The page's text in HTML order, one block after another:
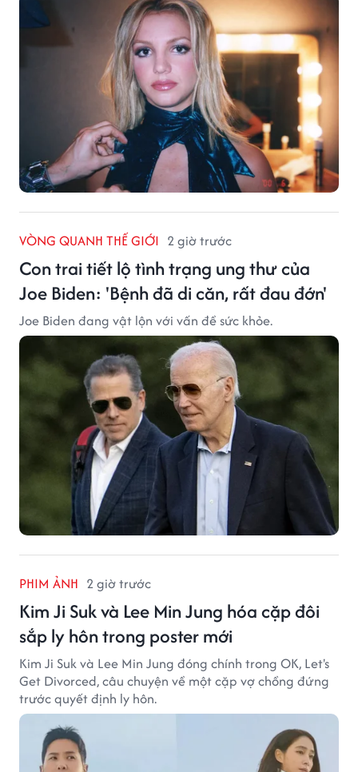
VÒNG QUANH THẾ GIỚI 2 giờ trước
Con trai tiết lộ tình trạng ung thư của
Joe Biden: 'Bệnh đã di căn, rất đau đớn'
Joe Biden đang vật lộn với vấn đề sức khỏe.
PHIM ẢNH 2 giờ trước
Kim Ji Suk và Lee Min Jung hóa cặp đôi
sắp ly hôn trong poster mới
Kim Ji Suk và Lee Min Jung đóng chính trong OK, Let's
Get Divorced, câu chuyện về một cặp vợ chồng đứng
trước quyết định ly hôn.